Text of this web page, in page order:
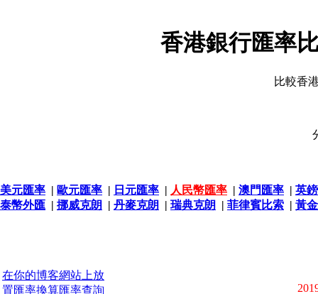
香港銀行匯率
比較香
美元匯率 | 歐元匯率 | 日元匯率 | 人民幣匯率 | 澳門匯率 | 英
泰幣外匯 | 挪威克朗 | 丹麥克朗 | 瑞典克朗 | 菲律賓比索 | 黃
在你的博客網站上放
置匯率換算匯率查詢